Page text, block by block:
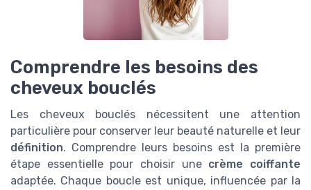
Comprendre les besoins des
cheveux bouclés
Les cheveux bouclés nécessitent une attention
particulière pour conserver leur beauté naturelle et leur
définition. Comprendre leurs besoins est la première
étape essentielle pour choisir une crème coiffante
adaptée. Chaque boucle est unique, influencée par la